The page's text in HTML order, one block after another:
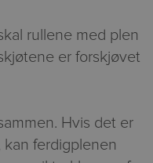
rullene med plen
er forskjøvet
Hvis det er
ferdigplenen